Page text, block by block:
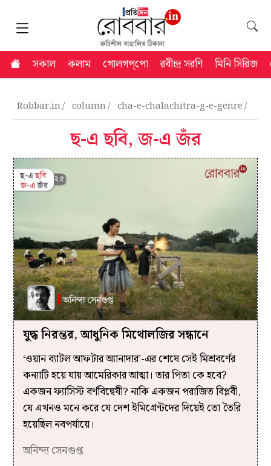
সকাল কলাম গোলগপ্‌পো রবীন্দ্র সরণি মিনি সিরিজ
Robbar.in column cha-e-chalachitra-g-e-genre
ছ-এ ছবি, জ-এ জঁর
যুদ্ধ নিরন্তর, আধুনিক মিথোলজির সন্ধানে
‘ওয়ান ব্যাটল আফটার অ্যানাদার’-এর শেষে সেই মিশ্রবর্ণের
কন্যাটি হয়ে যায় আমেরিকার আত্মা। তার পিতা কে হবে?
একজন ফ্যাসিস্ট বর্ণবিদ্বেষী? নাকি একজন পরাজিত বিপ্লবী,
যে এখনও মনে করে যে দেশ ইমিগ্রেন্টদের দিয়েই তো তৈরি
হয়েছিল নবপর্যায়ে।
অনিন্দ্য সেনগুপ্ত